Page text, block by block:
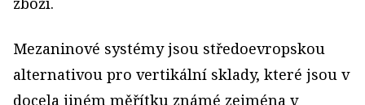
Mezaninové systémy jsou středoevropskou
alternativou pro vertikální sklady, které jsou v
docela jiném měřítku známé zejména v